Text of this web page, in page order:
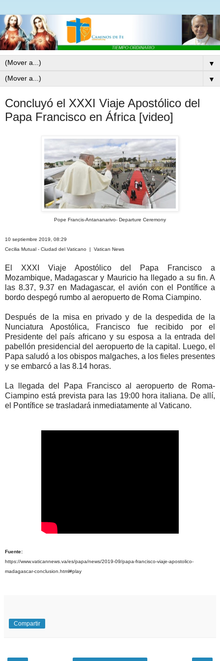
▼
▼
Concluyó el XXXI Viaje Apostólico del
Papa Francisco en África [video]
Pope Francis-Antananarivo- Departure Ceremony
10 septiembre 2019, 08:29
Cecilia Mutual - Ciudad del Vaticano | Vatican News
El XXXI Viaje Apostólico del Papa Francisco a
Mozambique, Madagascar y Mauricio ha llegado a su fin. A
las 8.37, 9.37 en Madagascar, el avión con el Pontífice a
bordo despegó rumbo al aeropuerto de Roma Ciampino.
Después de la misa en privado y de la despedida de la
Nunciatura Apostólica, Francisco fue recibido por el
Presidente del país africano y su esposa a la entrada del
pabellón presidencial del aeropuerto de la capital. Luego, el
Papa saludó a los obispos malgaches, a los fieles presentes
y se embarcó a las 8.14 horas.
La llegada del Papa Francisco al aeropuerto de Roma-
Ciampino está prevista para las 19:00 hora italiana. De allí,
el Pontífice se trasladará inmediatamente al Vaticano.
Fuente:
https://www.vaticannews.va/es/papa/news/2019-09/papa-francisco-viaje-apostolico-
madagascar-conclusion.html#play
Compartir